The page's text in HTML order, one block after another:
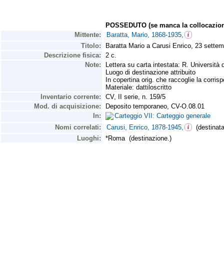
POSSEDUTO (se manca la
Mittente:
Baratta, Mario, 1868-1935,
Titolo:
Baratta Mario a Carusi Enrico, 23
Descrizione fisica:
2 c.
Note:
Lettera su carta intestata: R. Università
Luogo di destinazione attribuito
In copertina orig. che raccoglie la
Materiale: dattiloscritto
Inventario corrente:
CV, II serie, n. 159/5
Mod. di acquisizione:
Deposito temporaneo, CV-O.08.01
In:
Carteggio VII: Carteggio generale
Nomi correlati:
Carusi, Enrico, 1878-1945,
Luoghi:
*Roma (destinazione.)